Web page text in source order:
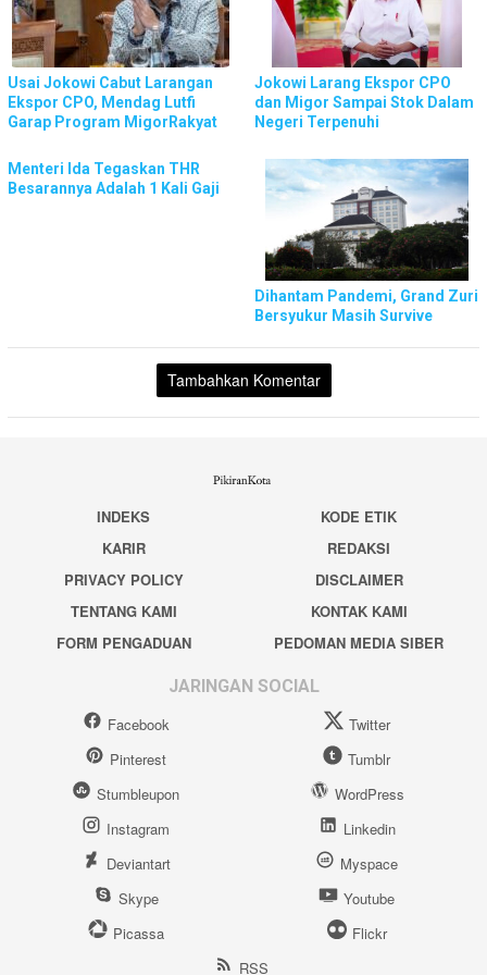
Usai Jokowi Cabut Larangan
Ekspor CPO, Mendag Lutfi
Garap Program MigorRakyat
Jokowi Larang Ekspor CPO
dan Migor Sampai Stok Dalam
Negeri Terpenuhi
Menteri Ida Tegaskan THR
Besarannya Adalah 1 Kali Gaji
Dihantam Pandemi, Grand Zuri
Bersyukur Masih Survive
Tambahkan Komentar
INDEKS
KODE ETIK
KARIR
REDAKSI
PRIVACY POLICY
DISCLAIMER
TENTANG KAMI
KONTAK KAMI
FORM PENGADUAN
PEDOMAN MEDIA SIBER
JARINGAN SOCIAL
Facebook
Twitter
Pinterest
Tumblr
Stumbleupon
WordPress
Instagram
Linkedin
Deviantart
Myspace
Skype
Youtube
Picassa
Flickr
RSS